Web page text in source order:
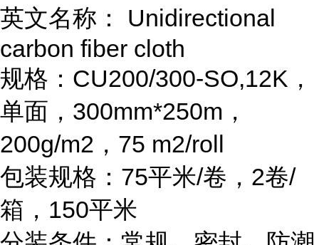
英文名称： Unidirectional
carbon fiber cloth
规格： CU200/300-SO,12K ，
单面， 300mm*250m ，
200g/m2 ， 75 m2/roll
包装规格： 75平米/卷， 2卷/
箱， 150平米